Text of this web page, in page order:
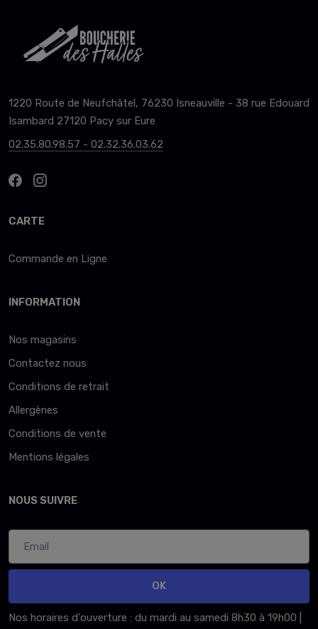
1220 Route de Neufchâtel, 76230 Isneauville - 38 rue Edouard
Isambard 27120 Pacy sur Eure
02.35.80.98.57 - 02.32.36.03.62
CARTE
Commande en Ligne
INFORMATION
Nos magasins
Contactez nous
Conditions de retrait
Allergènes
Conditions de vente
Mentions légales
NOUS SUIVRE
OK
Nos horaires d'ouverture : du mardi au samedi 8h30 à 19h00 |